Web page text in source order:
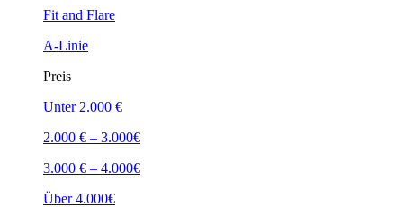
Fit and Flare
A-Linie
Preis
Unter 2.000 €
2.000 € – 3.000€
3.000 € – 4.000€
Über 4.000€